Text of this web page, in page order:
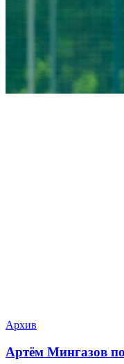
Архив
Артём Мингазов